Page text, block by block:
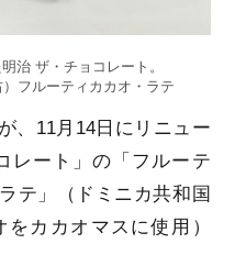
治 ザ・チョコレート。
）フルーティカカオ・ラテ
、11月14日にリニュー
レート」の「フルーテ
テ」（ドミニカ共和国
カカオマスに使用）